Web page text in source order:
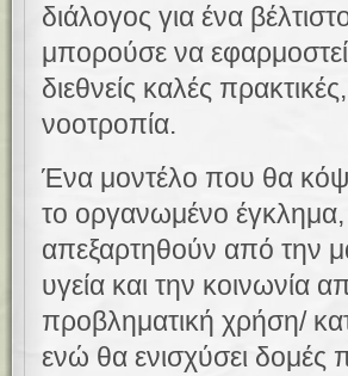
διάλογος για ένα
μπορούσε να
διεθνείς καλές
νοοτροπία.
Ένα μοντέλο που θα
το οργανωμένο
απεξαρτηθούν από την
υγεία και την κοινωνία
προβληματική χρήση/
ενώ θα ενισχύσει δομές